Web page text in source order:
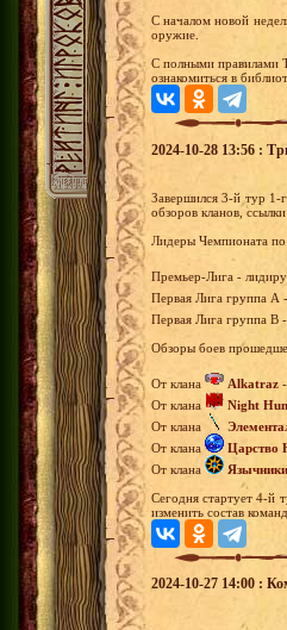
С началом новой
оружие.
С полными правилами
ознакомиться в
2024-10-28 13:56 :
Завершился 3-й тур
обзоров кланов,
Лидеры Чемпионата
Премьер-Лига -
Первая Лига группа А
Первая Лига группа В
Обзоры боев
От клана Alkatraz -
От клана
Night
От клана
От клана
Царство
От клана
Язычники
Сегодня стартует 4-й
изменить состав
2024-10-27 14:00 :